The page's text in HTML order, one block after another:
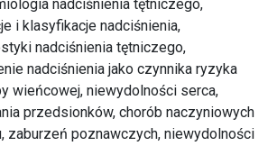
nadciśnienia tętniczego,
i klasyfikacje nadciśnienia,
nadciśnienia tętniczego,
nadciśnienia jako czynnika ryzyka
wieńcowej, niewydolności serca,
przedsionków, chorób naczyniowych
zaburzeń poznawczych, niewydolności